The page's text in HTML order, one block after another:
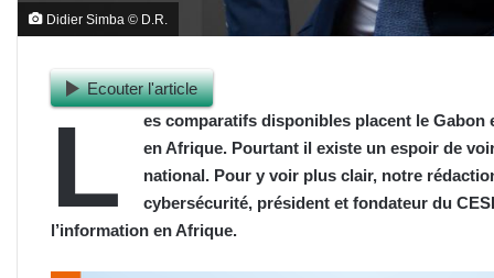
Didier Simba © D.R.
Ecouter l'article
L
es comparatifs disponibles placent le
en Afrique. Pourtant il existe un espoir de
national. Pour y voir plus clair, notre
cybersécurité, président et fondateur du
l’information en Afrique.